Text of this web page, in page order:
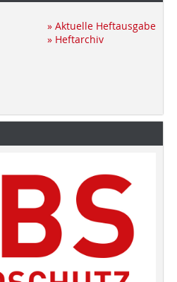
» Aktuelle Heftausgabe
» Heftarchiv